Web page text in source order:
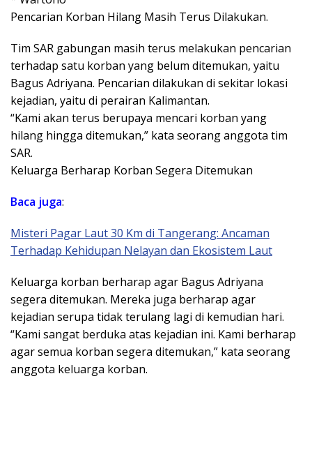
Pencarian Korban Hilang Masih Terus Dilakukan.
Tim SAR gabungan masih terus melakukan pencarian
terhadap satu korban yang belum ditemukan, yaitu
Bagus Adriyana. Pencarian dilakukan di sekitar lokasi
kejadian, yaitu di perairan Kalimantan.
“Kami akan terus berupaya mencari korban yang
hilang hingga ditemukan,” kata seorang anggota tim
SAR.
Keluarga Berharap Korban Segera Ditemukan
Baca juga:
Misteri Pagar Laut 30 Km di Tangerang: Ancaman
Terhadap Kehidupan Nelayan dan Ekosistem Laut
Keluarga korban berharap agar Bagus Adriyana
segera ditemukan. Mereka juga berharap agar
kejadian serupa tidak terulang lagi di kemudian hari.
“Kami sangat berduka atas kejadian ini. Kami berharap
agar semua korban segera ditemukan,” kata seorang
anggota keluarga korban.